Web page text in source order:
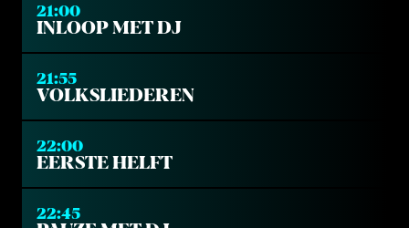
21:00
INLOOP MET DJ
21:55
VOLKSLIEDEREN
22:00
EERSTE HELFT
22:45